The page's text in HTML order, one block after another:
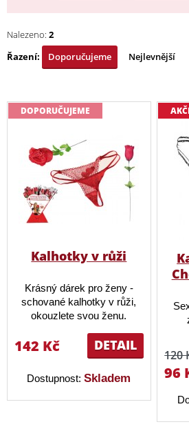
Nalezeno: 2
Řazení:
Doporučujeme Nejlevnější
DOPORUČUJEME
Kalhotky v růži
Krásný dárek pro ženy -
schované kalhotky v růži,
okouzlete svou ženu.
DETAIL
142 Kč
Dostupnost:Skladem
120
96